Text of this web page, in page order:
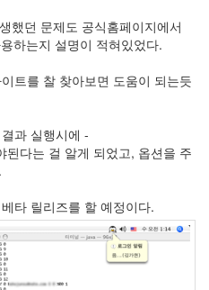
했던 문제도 공식홈페이지에서
하는지 설명이 적혀있었다.
트를 찰 찾아보면 도움이 되는듯
과 실행시에 -
다는 걸 알게 되었고, 옵션을 주
타 릴리즈를 할 예정이다.